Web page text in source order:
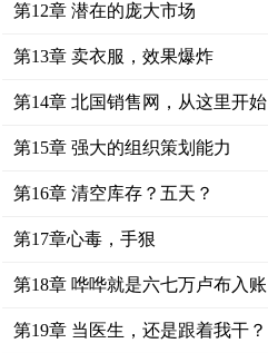
第12章 潜在的庞大市场
第13章 卖衣服，效果爆炸
第14章 北国销售网，从这里开始
第15章 强大的组织策划能力
第16章 清空库存？五天？
第17章心毒，手狠
第18章 哗哗就是六七万卢布入账
第19章 当医生，还是跟着我干？